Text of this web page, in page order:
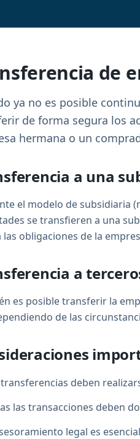
de
ya no es posible
de forma segura los
hermana o un
a una
el modelo de subsidiaria
se transfieren a una
las obligaciones de la
a
es posible transferir la
de las
transferencias deben
las transacciones deben
legal es